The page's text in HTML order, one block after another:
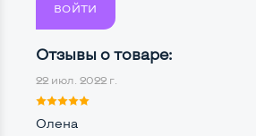
Мощность:
Процессор Intel Core i5-3210M
Количество ядер / потоков
Частота процессора (базовая-
ВОЙТИ
Отзывы о товаре:
22 июл. 2022 г.
Олена